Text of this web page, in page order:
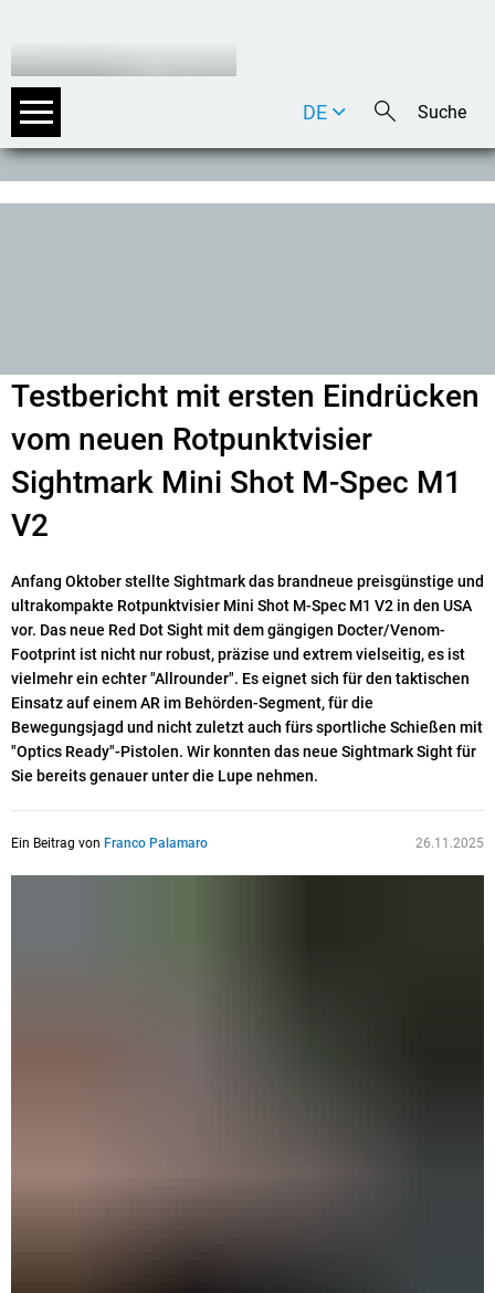
DE
EN
Testbericht mit ersten Eindrücken
vom neuen Rotpunktvisier
Sightmark Mini Shot M-Spec M1
V2
Anfang Oktober stellte Sightmark das brandneue preisgünstige und
ultrakompakte Rotpunktvisier Mini Shot M-Spec M1 V2 in den USA
vor. Das neue Red Dot Sight mit dem gängigen Docter/Venom-
Footprint ist nicht nur robust, präzise und extrem vielseitig, es ist
vielmehr ein echter "Allrounder". Es eignet sich für den taktischen
Einsatz auf einem AR im Behörden-Segment, für die
Bewegungsjagd und nicht zuletzt auch fürs sportliche Schießen mit
"Optics Ready"-Pistolen. Wir konnten das neue Sightmark Sight für
Sie bereits genauer unter die Lupe nehmen.
Ein Beitrag von Franco Palamaro 26.11.2025